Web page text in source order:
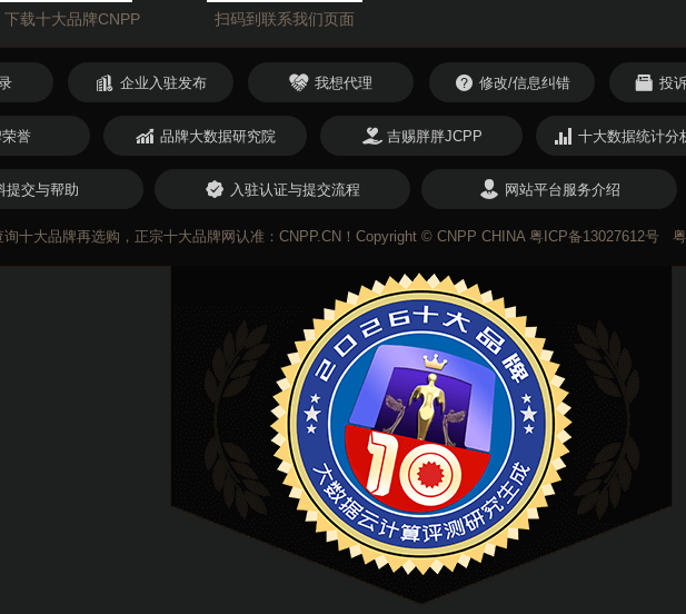
下载十大品牌CNPP 扫码到联系我们页面
企业入驻发布 我想代理 修改/信息纠错 投
誉 品牌大数据研究院 吉赐胖胖JCPP 十大数据统计分
提交与帮助 入驻认证与提交流程 网站平台服务介绍
询十大品牌再选购，正宗十大品牌网认准：CNPP.CN！Copyright © CNPP CHINA 粤ICP备13027612号